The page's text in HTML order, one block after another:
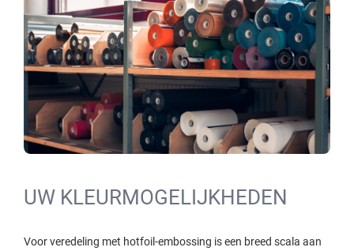
UW KLEURMOGELIJKHEDEN
Voor veredeling met hotfoil-embossing is een breed scala aan